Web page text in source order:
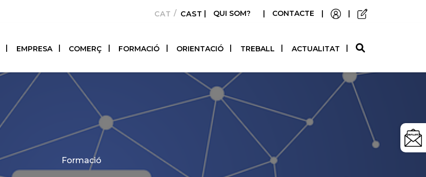
CATALÀCASTELLANO
| QUI SOM? | CONTACTE | |
EMPRESA COMERÇ FORMACIÓ ORIENTACIÓ TREBALL ACTUALITAT
Categories
Formació